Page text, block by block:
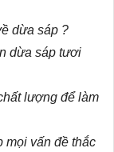
dừa sáp ?
dừa sáp tươi
lượng để làm
mọi vấn đề thắc